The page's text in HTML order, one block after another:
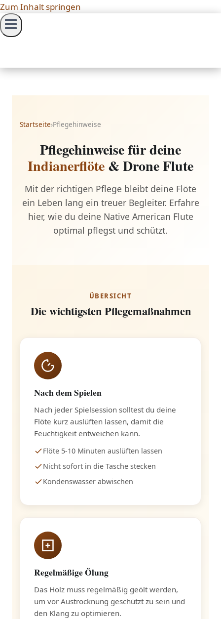
Zum Inhalt springen
Startseite›Pflegehinweise
Pflegehinweise für deine
Indianerflöte& Drone Flute
Mit der richtigen Pflege bleibt deine Flöte
ein Leben lang ein treuer Begleiter. Erfahre
hier, wie du deine Native American Flute
optimal pflegst und schützt.
ÜBERSICHT
Die wichtigsten Pflegemaßnahmen
Nach dem Spielen
Nach jeder Spielsession solltest du deine
Flöte kurz auslüften lassen, damit die
Feuchtigkeit entweichen kann.
Flöte 5-10 Minuten auslüften lassen
Nicht sofort in die Tasche stecken
Kondenswasser abwischen
Regelmäßige Ölung
Das Holz muss regelmäßig geölt werden,
um vor Austrocknung geschützt zu sein und
den Klang zu optimieren.